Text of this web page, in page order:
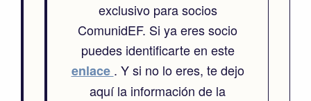
exclusivo para socios
ComunidEF. Si ya eres socio
puedes identificarte en este
enlace . Y si no lo eres, te dejo
aquí la información de la